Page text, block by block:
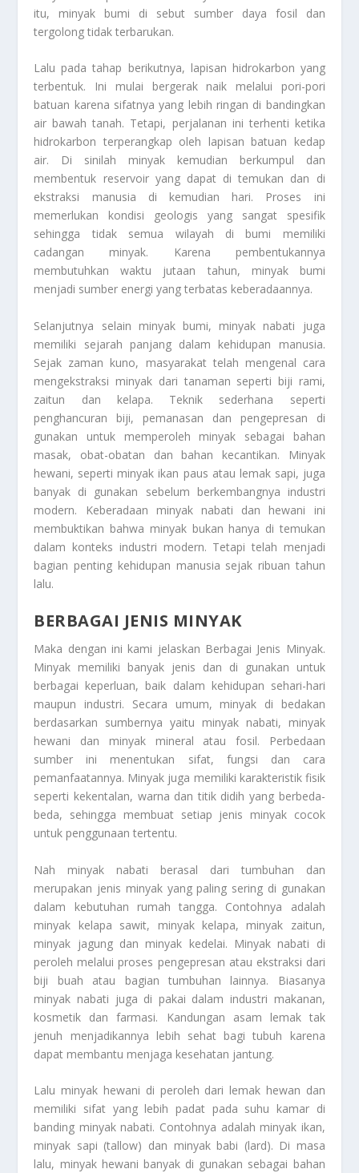
itu, minyak bumi di sebut sumber daya fosil dan
tergolong tidak terbarukan.
Lalu pada tahap berikutnya, lapisan hidrokarbon yang
terbentuk. Ini mulai bergerak naik melalui pori-pori
batuan karena sifatnya yang lebih ringan di bandingkan
air bawah tanah. Tetapi, perjalanan ini terhenti ketika
hidrokarbon terperangkap oleh lapisan batuan kedap
air. Di sinilah minyak kemudian berkumpul dan
membentuk reservoir yang dapat di temukan dan di
ekstraksi manusia di kemudian hari. Proses ini
memerlukan kondisi geologis yang sangat spesifik
sehingga tidak semua wilayah di bumi memiliki
cadangan minyak. Karena pembentukannya
membutuhkan waktu jutaan tahun, minyak bumi
menjadi sumber energi yang terbatas keberadaannya.
Selanjutnya selain minyak bumi, minyak nabati juga
memiliki sejarah panjang dalam kehidupan manusia.
Sejak zaman kuno, masyarakat telah mengenal cara
mengekstraksi minyak dari tanaman seperti biji rami,
zaitun dan kelapa. Teknik sederhana seperti
penghancuran biji, pemanasan dan pengepresan di
gunakan untuk memperoleh minyak sebagai bahan
masak, obat-obatan dan bahan kecantikan. Minyak
hewani, seperti minyak ikan paus atau lemak sapi, juga
banyak di gunakan sebelum berkembangnya industri
modern. Keberadaan minyak nabati dan hewani ini
membuktikan bahwa minyak bukan hanya di temukan
dalam konteks industri modern. Tetapi telah menjadi
bagian penting kehidupan manusia sejak ribuan tahun
lalu.
BERBAGAI JENIS MINYAK
Maka dengan ini kami jelaskan Berbagai Jenis Minyak.
Minyak memiliki banyak jenis dan di gunakan untuk
berbagai keperluan, baik dalam kehidupan sehari-hari
maupun industri. Secara umum, minyak di bedakan
berdasarkan sumbernya yaitu minyak nabati, minyak
hewani dan minyak mineral atau fosil. Perbedaan
sumber ini menentukan sifat, fungsi dan cara
pemanfaatannya. Minyak juga memiliki karakteristik fisik
seperti kekentalan, warna dan titik didih yang berbeda-
beda, sehingga membuat setiap jenis minyak cocok
untuk penggunaan tertentu.
Nah minyak nabati berasal dari tumbuhan dan
merupakan jenis minyak yang paling sering di gunakan
dalam kebutuhan rumah tangga. Contohnya adalah
minyak kelapa sawit, minyak kelapa, minyak zaitun,
minyak jagung dan minyak kedelai. Minyak nabati di
peroleh melalui proses pengepresan atau ekstraksi dari
biji buah atau bagian tumbuhan lainnya. Biasanya
minyak nabati juga di pakai dalam industri makanan,
kosmetik dan farmasi. Kandungan asam lemak tak
jenuh menjadikannya lebih sehat bagi tubuh karena
dapat membantu menjaga kesehatan jantung.
Lalu minyak hewani di peroleh dari lemak hewan dan
memiliki sifat yang lebih padat pada suhu kamar di
banding minyak nabati. Contohnya adalah minyak ikan,
minyak sapi (tallow) dan minyak babi (lard). Di masa
lalu, minyak hewani banyak di gunakan sebagai bahan